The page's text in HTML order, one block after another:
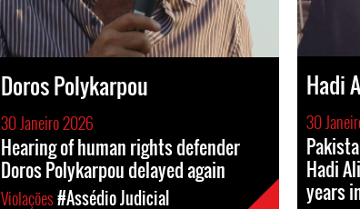
Doros Polykarpou
30 Janeiro 2026
Hearing of human rights defender
Doros Polykarpou delayed again
Violações#Assédio Judicial
Hadi
30
Hadi
years